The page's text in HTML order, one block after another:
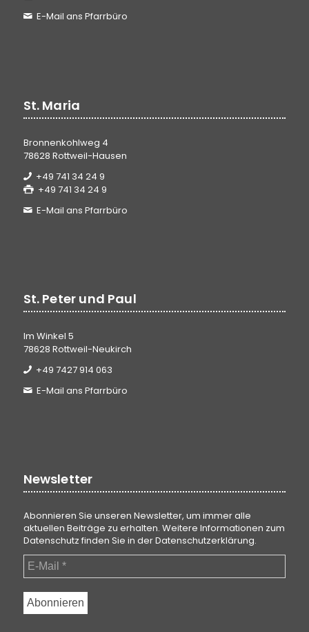
E-Mail ans Pfarrbüro
St. Maria
Bronnenkohlweg 4
78628 Rottweil-Hausen
+49 741 34 24 9
+49 741 34 24 9
E-Mail ans Pfarrbüro
St. Peter und Paul
Im Winkel 5
78628 Rottweil-Neukirch
+49 7427 914 063
E-Mail ans Pfarrbüro
Newsletter
Abonnieren Sie unseren Newsletter, um immer alle
aktuellen Beiträge zu erhalten. Weitere Informationen zum
Datenschutz finden Sie in derDatenschutzerklärung.